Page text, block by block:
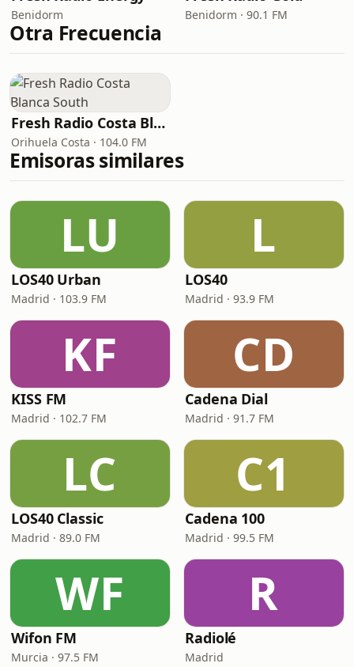
Benidorm Benidorm · 90.1 FM
Otra Frecuencia
Fresh Radio Costa Blanca South
Orihuela Costa · 104.0 FM
Emisoras similares
LU
LOS40 Urban
Madrid · 103.9 FM
L
LOS40
Madrid · 93.9 FM
KF
KISS FM
Madrid · 102.7 FM
CD
Cadena Dial
Madrid · 91.7 FM
LC
LOS40 Classic
Madrid · 89.0 FM
C1
Cadena 100
Madrid · 99.5 FM
WF
Wifon FM
Murcia · 97.5 FM
R
Radiolé
Madrid